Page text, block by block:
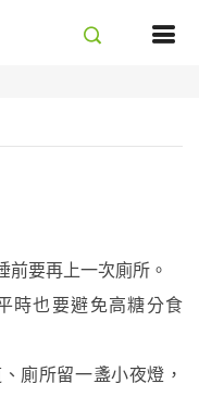
前要再上一次廁所。
時也要避免高糖分食
廁所留一盞小夜燈，